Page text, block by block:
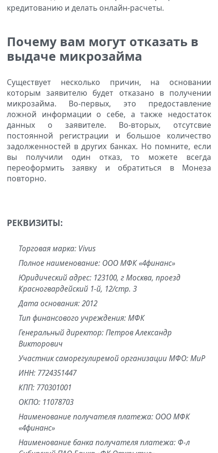
кредитованию и делать онлайн-расчеты.
Почему вам могут отказать в
выдаче микрозайма
Существует несколько причин, на основании
которым заявителю будет отказано в получении
микрозайма. Во-первых, это предоставление
ложной информации о себе, а также недостаток
данных о заявителе. Во-вторых, отсутсвие
постоянной регистрации и большое количество
задолженностей в других банках. Но помните, если
вы получили один отказ, то можете всегда
переоформить заявку и обратиться в Монеза
повторно.
РЕКВИЗИТЫ:
Торговая марка: Vivus
Полное наименование: ООО МФК «4финанс»
Юридический адрес: 123100, г Москва, проезд
Красногвардейский 1-й, 12/стр. 3
Дата основания: 2012
Тип финансового учреждения: МФК
Генеральный директор: Петров Александр
Викторович
Участник саморегулиремой организации МФО: МиР
ИНН: 7724351447
КПП: 770301001
ОКПО: 11078703
Наименование получателя платежа: ООО МФК
«4финанс»
Наименование банка получателя платежа: Ф-л